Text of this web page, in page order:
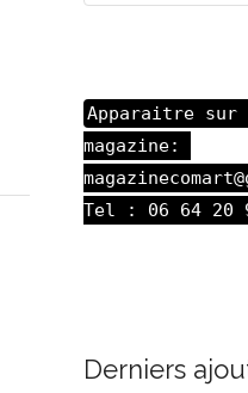
Apparaitre
magazine:
Tel : 06 64 20
Derniers